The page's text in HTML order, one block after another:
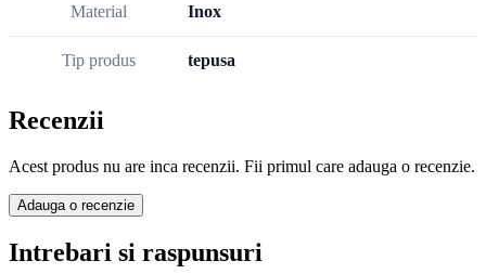
Material Inox
Tip produs tepusa
Recenzii
Acest produs nu are inca recenzii. Fii primul care adauga o recenzie.
Adauga o recenzie
Intrebari si raspunsuri